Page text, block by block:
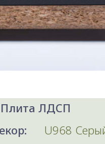
Плита ЛДСП
U968